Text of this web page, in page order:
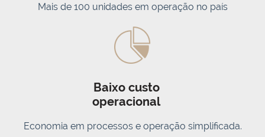
Mais de 100 unidades em operação no país
Baixo custo
operacional
Economia em processos e operação simplificada.